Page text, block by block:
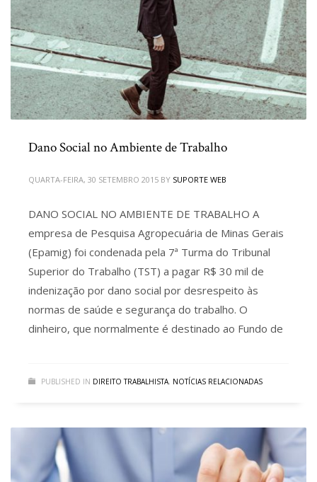
Dano Social no Ambiente de Trabalho
QUARTA-FEIRA, 30 SETEMBRO 2015 BY SUPORTE WEB
DANO SOCIAL NO AMBIENTE DE TRABALHO A
empresa de Pesquisa Agropecuária de Minas Gerais
(Epamig) foi condenada pela 7ª Turma do Tribunal
Superior do Trabalho (TST) a pagar R$ 30 mil de
indenização por dano social por desrespeito às
normas de saúde e segurança do trabalho. O
dinheiro, que normalmente é destinado ao Fundo de
PUBLISHED IN DIREITO TRABALHISTA, NOTÍCIAS RELACIONADAS